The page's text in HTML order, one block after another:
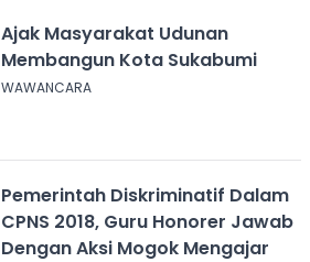
Ajak Masyarakat Udunan
Membangun Kota Sukabumi
WAWANCARA
Pemerintah Diskriminatif Dalam
CPNS 2018, Guru Honorer Jawab
Dengan Aksi Mogok Mengajar